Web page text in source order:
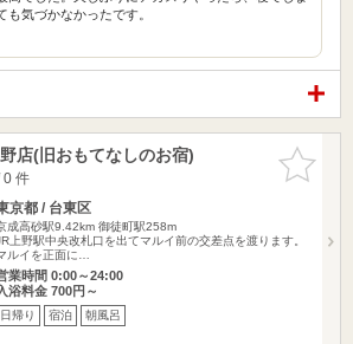
も気づかなかったです。
お気に入
りに追加
店(旧おもてなしのお宿)
件
京都 / 台東区
成高砂駅9.42km 御徒町駅258m
上野駅中央改札口を出てマルイ前の交差点を渡ります。
ルイを正面に…
業時間 0:00～24:00
浴料金 700円～
日帰り 宿泊 朝風呂